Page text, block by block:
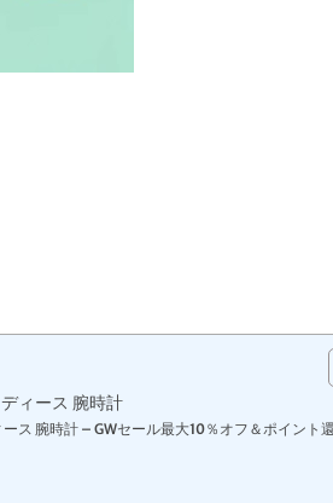
ィース 腕時計
ス 腕時計 – GWセール最大10％オフ＆ポイント